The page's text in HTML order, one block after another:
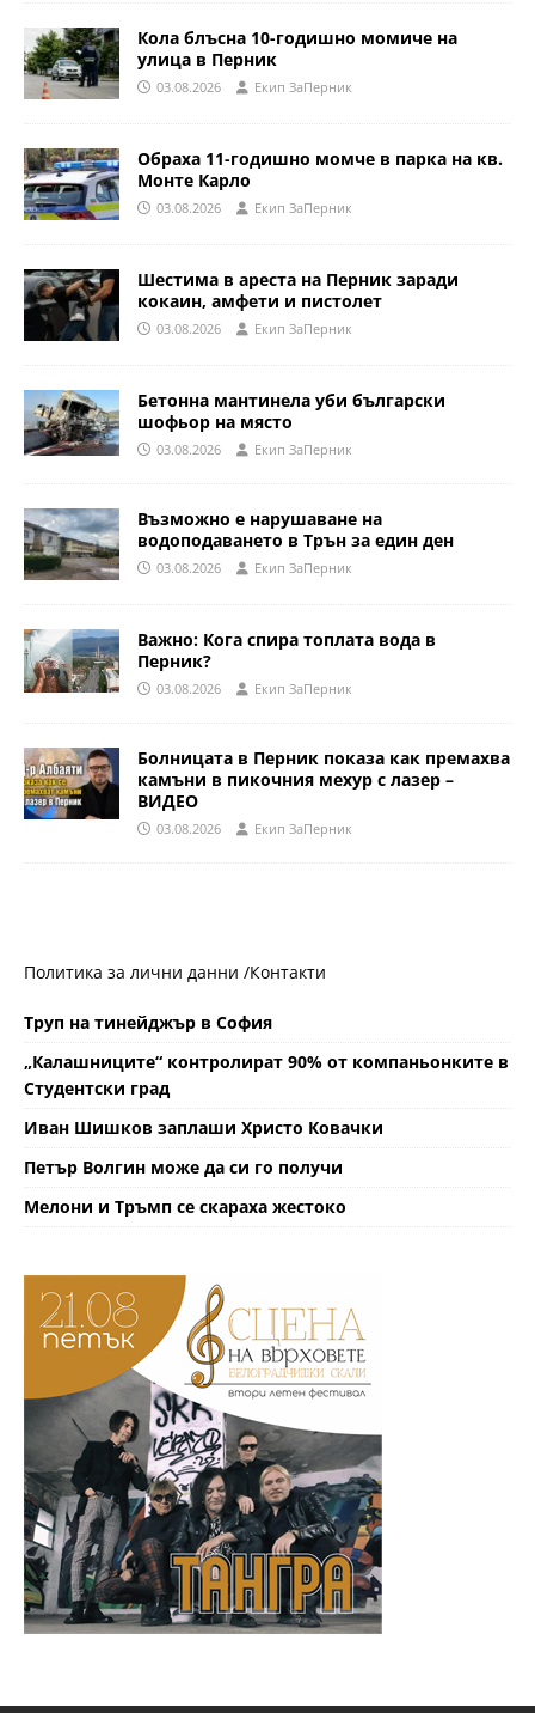
Кола блъсна 10-годишно момиче на
улица в Перник
03.08.2026 Eкип ЗаПерник
Обраха 11-годишно момче в парка на кв.
Монте Карло
03.08.2026 Eкип ЗаПерник
Шестима в ареста на Перник заради
кокаин, амфети и пистолет
03.08.2026 Eкип ЗаПерник
Бетонна мантинела уби български
шофьор на място
03.08.2026 Eкип ЗаПерник
Възможно е нарушаване на
водоподаването в Трън за един ден
03.08.2026 Eкип ЗаПерник
Важно: Кога спира топлата вода в
Перник?
03.08.2026 Eкип ЗаПерник
Болницата в Перник показа как премахва
камъни в пикочния мехур с лазер –
ВИДЕО
03.08.2026 Eкип ЗаПерник
Политика за лични данни /Контакти
Труп на тинейджър в София
„Калашниците“ контролират 90% от компаньонките в
Студентски град
Иван Шишков заплаши Христо Ковачки
Петър Волгин може да си го получи
Мелони и Тръмп се скараха жестоко